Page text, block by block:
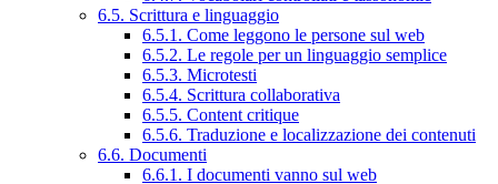
6.5. Scrittura e linguaggio
6.5.1. Come leggono le persone sul web
6.5.2. Le regole per un linguaggio semplice
6.5.3. Microtesti
6.5.4. Scrittura collaborativa
6.5.5. Content critique
6.5.6. Traduzione e localizzazione dei contenuti
6.6. Documenti
6.6.1. I documenti vanno sul web